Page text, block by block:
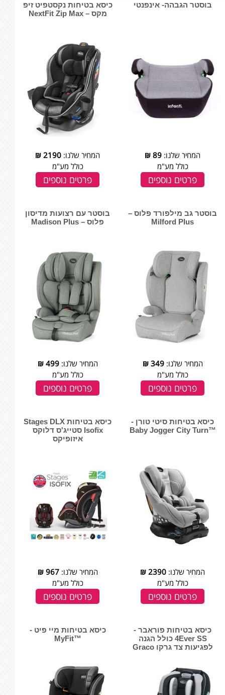
בוסטר הגבהה- אינפנטי
המחיר שלנו: 89
₪
כולל מע"מ
פרטים נוספים
כיסא בטיחות נקסטפיט זיפ
מקס – NextFit Zip Max
המחיר שלנו: 2190
₪
כולל מע"מ
פרטים נוספים
בוסטר גב מילפורד פלוס –
Milford Plus
המחיר שלנו:349
₪
כולל מע"מ
פרטים נוספים
בוסטר עם רצועות מדיסון
פלוס – Madison Plus
המחיר שלנו:499
₪
כולל מע"מ
פרטים נוספים
כיסא בטיחות סיטי טורן -
™Baby Jogger City Turn
המחיר שלנו: 2390
₪
כולל מע"מ
פרטים נוספים
כיסא בטיחות Stages DLX
Isofix סטייג'ס דלוקס
איזופיקס
המחיר שלנו:967
₪
כולל מע"מ
פרטים נוספים
כיסא בטיחות פוראבר -
4Ever SS כולל הגנה
לפגיעות צד גרקו Graco
כיסא בטיחות מיי פיט -
™MyFit